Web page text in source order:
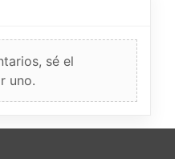
sé el
uno.